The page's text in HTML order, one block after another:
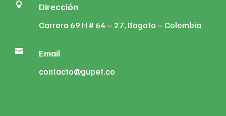
 Dirección
Carrera 69 H # 64 – 27, Bogota – Colombia
 Email
contacto@gupet.co